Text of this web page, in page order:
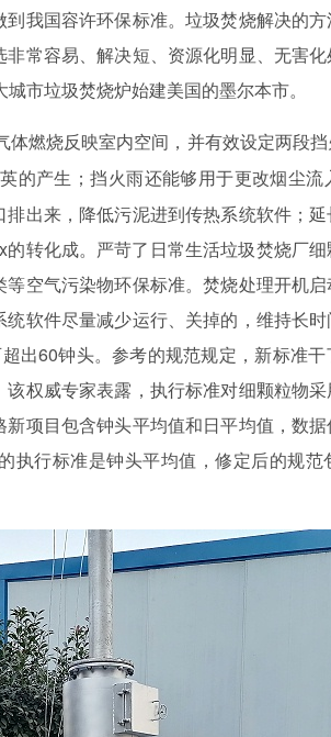
我国容许环保标准。垃圾焚烧解决的方
常容易、解决短、资源化明显、无害
市垃圾焚烧炉始建美国的墨尔本市。
燃烧反映室内空间，并有效设定两段
的产生；挡火雨还能够用于更改烟尘
出来，降低污泥进到传热系统软件；
转化成。严苛了日常生活垃圾焚烧厂
空气污染物环保标准。焚烧处理开机
软件尽量减少运行、关掉的，维持长
出60钟头。参考的规范规定，新标准
权威专家表露，执行标准对细颗粒物
项目包含钟头平均值和日平均值，数据
执行标准是钟头平均值，修定后的规范